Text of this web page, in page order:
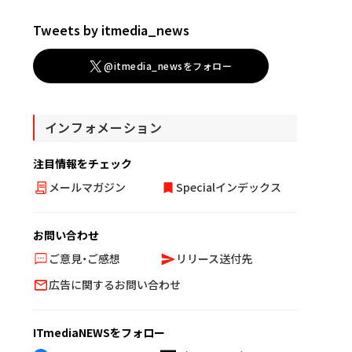
Tweets by itmedia_news
@itmedia_newsをフォロー
インフォメーション
注目情報をチェック
メールマガジン
Specialインデックス
お問い合わせ
ご意見・ご感想
リリース送付先
広告に関するお問い合わせ
ITmediaNEWSをフォロー